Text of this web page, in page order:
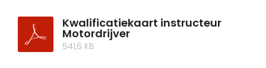
Kwalificatiekaart instructeur
Motordrijver
541,6 KB